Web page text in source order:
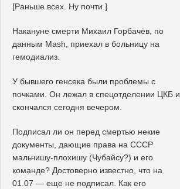
[Раньше всех. Ну почти.]
Накануне смерти Михаил Горбачёв, по
данным Mash, приехал в больницу на
гемодиализ.
У бывшего генсека были проблемы с
почками. Он лежал в спецотделении ЦКБ и
скончался сегодня вечером.
Подписал ли он перед смертью некие
документы, дающие права на СССР
мальчишу-плохишу (Чубайсу?) и его
команде? Достоверно известно, что на
01.07 — еще не подписал. Как его